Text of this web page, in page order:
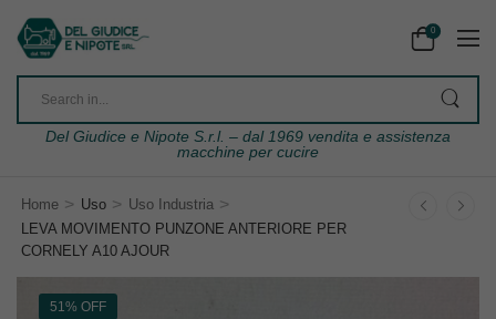
0
Del Giudice e Nipote S.r.l. – dal 1969 vendita e assistenza
macchine per cucire
Home > Uso > Uso Industria >
LEVA MOVIMENTO PUNZONE ANTERIORE PER
CORNELY A10 AJOUR
51% OFF